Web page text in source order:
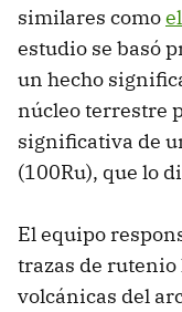
similares como
estudio se basó
un hecho
núcleo terrestre
significativa de
(100Ru), que lo
El equipo
trazas de rutenio
volcánicas del